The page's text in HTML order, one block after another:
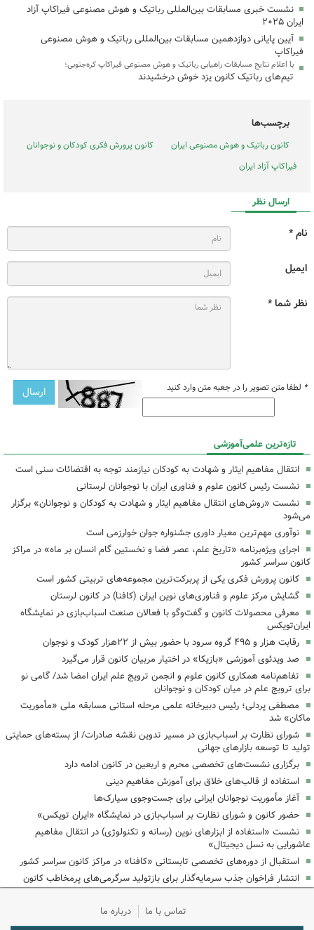
نشست خبری مسابقات بین‌المللی رباتیک و هوش مصنوعی فیراکاپ آزاد
ایران ۲۰۲۵
آیین پایانی دوازدهمین مسابقات بین‌المللی رباتیک و هوش مصنوعی
فیراکاپ
با اعلام نتایج مسابقات راهیابی رباتیک و هوش مصنوعی فیراکاپ کره‌جنوبی؛
تیم‌های رباتیک کانون یزد خوش درخشیدند
برچسب‌ها
کانون رباتیک و هوش مصنوعی ایران
کانون پرورش فکری کودکان و نوجوانان
فیراکاپ آزاد ایران
ارسال نظر
نام *
ایمیل
نظر شما *
* لطفا متن تصویر را در جعبه متن وارد کنید
تازه‌ترین علمی‌آموزشی
انتقال مفاهیم ایثار و شهادت به کودکان نیازمند توجه به اقتضائات سنی است
نشست رئیس کانون علوم و فناوری ایران با نوجوانان لرستانی
نشست «روش‌های انتقال مفاهیم ایثار و شهادت به کودکان و نوجوانان» برگزار
می‌شود
نوآوری مهم‌ترین معیار داوری جشنواره جوان خوارزمی است
اجرای ویژه‌برنامه «تاریخ علم، عصر فضا و نخستین گام انسان بر ماه» در مراکز
کانون سراسر کشور
کانون پرورش فکری یکی از پربرکت‌ترین مجموعه‌های تربیتی کشور است
گشایش مرکز علوم و فناوری‌های نوین ایران (کافنا) در کانون لرستان
معرفی محصولات کانون و گفت‌وگو با فعالان صنعت اسباب‌بازی در نمایشگاه
ایران‌تویکس
رقابت هزار و ۴۹۵ گروه سرود با حضور بیش از ۲۲هزار کودک و نوجوان
‌صد ویدئوی آموزشی «بازیکا» در اختیار مربیان کانون قرار می‌گیرد
تفاهم‌نامه همکاری کانون علوم و انجمن ترویج علم ایران امضا شد/ گامی نو
برای ترویج علم در میان کودکان و نوجوانان
مصطفی پردلی؛ رئیس دبیرخانه علمی مرحله استانی مسابقه ملی «مأموریت
ماکان» شد
شورای نظارت بر اسباب‌بازی در مسیر تدوین نقشه صادرات/ از بسته‌های حمایتی
تولید تا توسعه بازارهای جهانی
برگزاری نشست‌های تخصصی محرم و اربعین در کانون ادامه دارد
استفاده از قالب‌های خلاق برای آموزش مفاهیم دینی
آغاز مأموریت نوجوانان ایرانی برای جست‌وجوی سیارک‌ها
حضور کانون و شورای نظارت بر اسباب‌بازی در نمایشگاه «ایران تویکس»
نشست «استفاده از ابزارهای نوین (رسانه و تکنولوژی) در انتقال مفاهیم
عاشورایی به نسل دیجیتال»
استقبال از دوره‌های تخصصی تابستانی «کافنا» در مراکز کانون سراسر کشور
انتشار فراخوان جذب سرمایه‌گذار برای بازتولید سرگرمی‌های پرمخاطب کانون
تماس با ما درباره ما